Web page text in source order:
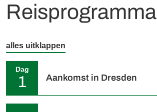
Reisprogramma
alles uitklappen
Dag
1 Aankomst in Dresden